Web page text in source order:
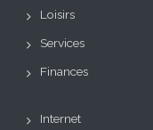
Loisirs
Services
Finances
Internet